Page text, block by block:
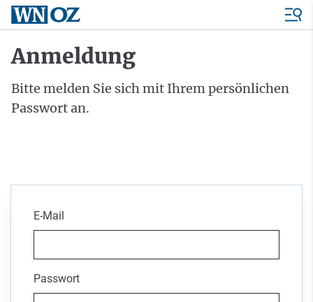
Anmeldung
Bitte melden Sie sich mit Ihrem persönlichen
Passwort an.
E-Mail
Passwort